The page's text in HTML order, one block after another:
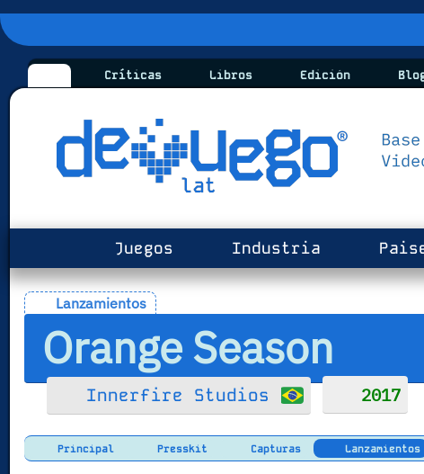
Críticas Libros Edición
Juegos Industria
Lanzamientos
Orange Season
Innerfire Studios 2017
Principal Presskit Capturas Lanzamientos